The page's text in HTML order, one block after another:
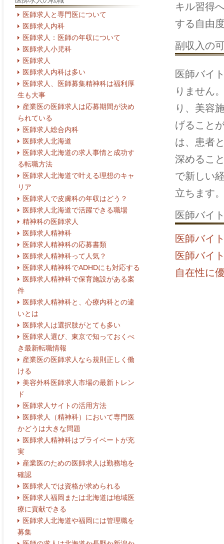
医師求人と専門医について
医師求人内科
医師求人：医師の年収について
医師求人小児科
医師求人
医師求人内科は多い
医師求人、医師募集精神科は福利厚
生も大事
産業医の医師求人は応募期間が決め
られている
医師求人総合内科
医師求人北海道
医師求人北海道の求人事情と成功す
る転職方法
医師求人北海道で叶える理想のキャ
リア
医師求人で皮膚科の年収はどう？
医師求人北海道で活躍できる職場
精神科の医師求人
医師求人精神科
医師求人精神科の応募書類
医師求人精神科って人気？
医師求人精神科でADHDにも対応する
医師求人精神科で保育施設がある案
件
医師求人精神科と、心療内科との違
いとは
医師求人は選択肢がとても多い
医師求人選び、東京で知っておくべ
き最新転職情報
産業医の医師求人なら規則正しく働
ける
美容外科医師求人市場の最新トレン
ド
医師求人サイトの活用方法
医師求人（精神科）において専門医
かどうは大きな問題
医師求人精神科はプライベートが充
実
産業医のための医師求人は勤務地を
確認
医師求人では資格が求められる
医師求人福岡または北海道は地域医
療に貢献できる
医師求人北海道や福岡には管理職を
募集
キル習得
する自由
副収入の
医師バイ
りません
り、美容
げること
は、患者
深めるこ
で新しい
立ちます
医師バイ
医師バイ
医師バイ
自在性に